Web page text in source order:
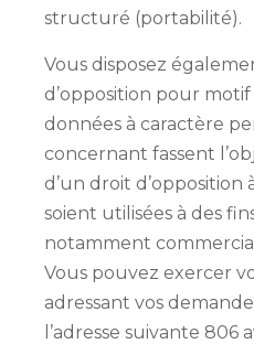
structuré (portabilité).
Vous disposez
d’opposition pour
données à caractère
concernant fassent
d’un droit d’opposition
soient utilisées à des
notamment
Vous pouvez exercer
adressant vos
l’adresse suivante 806